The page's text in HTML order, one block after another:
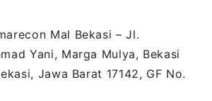
Mal Bekasi – Jl.
Yani, Marga Mulya, Bekasi
Jawa Barat 17142, GF No.